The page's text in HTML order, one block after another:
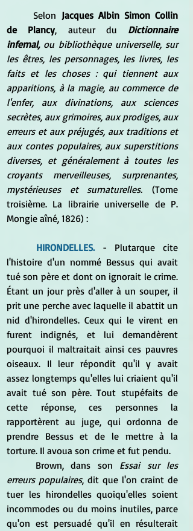
Selon Jacques Albin Simon Collin
de Plancy, auteur du Dictionnaire
infernal, ou bibliothèque universelle, sur
les êtres, les personnages, les livres, les
faits et les choses : qui tiennent aux
apparitions, à la magie, au commerce de
l'enfer, aux divinations, aux sciences
secrètes, aux grimoires, aux prodiges, aux
erreurs et aux préjugés, aux traditions et
aux contes populaires, aux superstitions
diverses, et généralement à toutes les
croyants merveilleuses, surprenantes,
mystérieuses et surnaturelles. (Tome
troisième. La librairie universelle de P.
Mongie aîné, 1826) :
HIRONDELLES. - Plutarque cite
l'histoire d'un nommé Bessus qui avait
tué son père et dont on ignorait le crime.
Étant un jour près d'aller à un souper, il
prit une perche avec laquelle il abattit un
nid d'hirondelles. Ceux qui le virent en
furent indignés, et lui demandèrent
pourquoi il maltraitait ainsi ces pauvres
oiseaux. Il leur répondit qu'il y avait
assez longtemps qu'elles lui criaient qu'il
avait tué son père. Tout stupéfaits de
cette réponse, ces personnes la
rapportèrent au juge, qui ordonna de
prendre Bessus et de le mettre à la
torture. Il avoua son crime et fut pendu.
	Brown, dans son
Essai sur les
erreurs populaires, dit que l'on craint de
tuer les hirondelles quoiqu'elles soient
incommodes ou du moins inutiles, parce
qu'on est persuadé qu'il en résulterait